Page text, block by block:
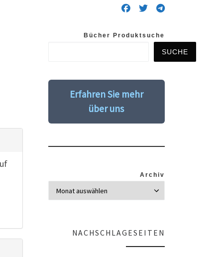
Bücher Produktsuche
SUCHE
Erfahren Sie mehr
über uns
Archiv
NACHSCHLAGESEITEN